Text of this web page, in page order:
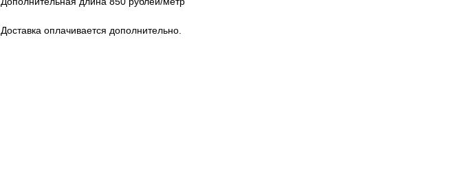
Доставка оплачивается дополнительно.